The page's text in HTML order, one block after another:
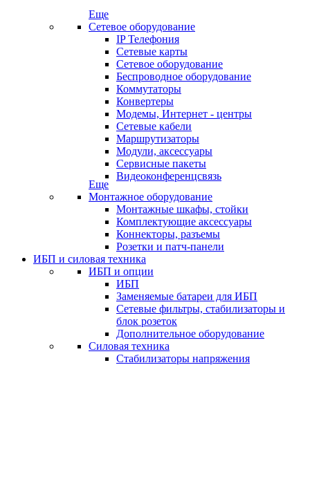
Еще
Сетевое оборудование
IP Телефония
Сетевые карты
Сетевое оборудование
Беспроводное оборудование
Коммутаторы
Конвертеры
Модемы, Интернет - центры
Сетевые кабели
Маршрутизаторы
Модули, аксессуары
Сервисные пакеты
Видеоконференцсвязь
Еще
Монтажное оборудование
Монтажные шкафы, стойки
Комплектующие аксессуары
Коннекторы, разъемы
Розетки и патч-панели
ИБП и силовая техника
ИБП и опции
ИБП
Заменяемые батареи для ИБП
Сетевые фильтры, стабилизаторы и
блок розеток
Дополнительное оборудование
Силовая техника
Стабилизаторы напряжения